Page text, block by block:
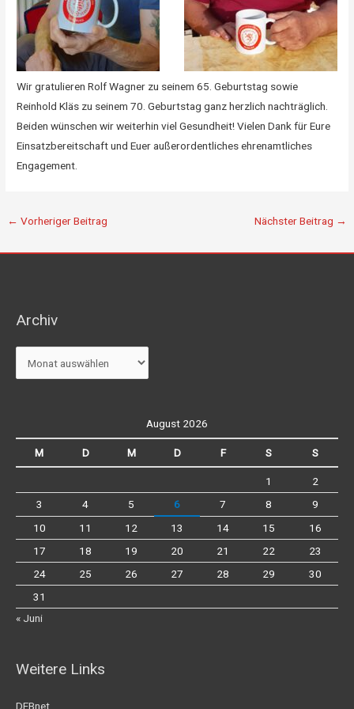
Wir gratulieren Rolf Wagner zu seinem 65. Geburtstag sowie
Reinhold Kläs zu seinem 70. Geburtstag ganz herzlich nachträglich.
Beiden wünschen wir weiterhin viel Gesundheit! Vielen Dank für Eure
Einsatzbereitschaft und Euer außerordentliches ehrenamtliches
Engagement.
← Vorheriger Beitrag Nächster Beitrag →
Archiv
Archiv
August 2026
M D M D F S S
1
2
3
4 5 6 7 8
9
10
11 12 13 14 15
16
17
18 19 20 21 22
23
24
25 26 27 28 29
30
31
« Juni
Weitere Links
DFBnet